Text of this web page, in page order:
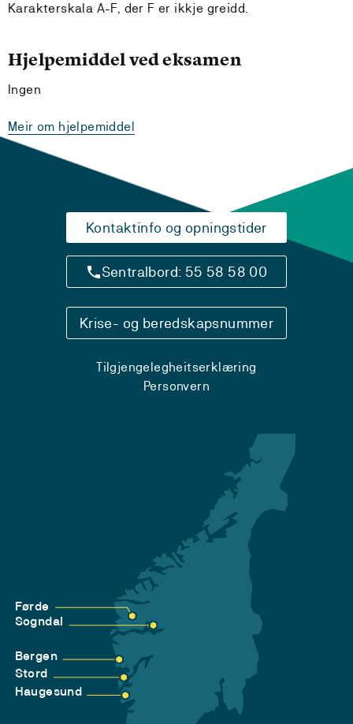
Karakterskala A-F, der F er ikkje greidd.
Hjelpemiddel ved eksamen
Ingen
Meir om hjelpemiddel
Kontaktinfo og opningstider
Sentralbord: 55 58 58 00
Krise- og beredskapsnummer
Tilgjengelegheitserklæring
Personvern
Førde
Sogndal
Bergen
Stord
Haugesund